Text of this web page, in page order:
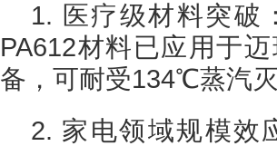
1. 医疗级材料突破
PA612材料已应用于
备，可耐受134℃蒸汽
2. 家电领域规模效